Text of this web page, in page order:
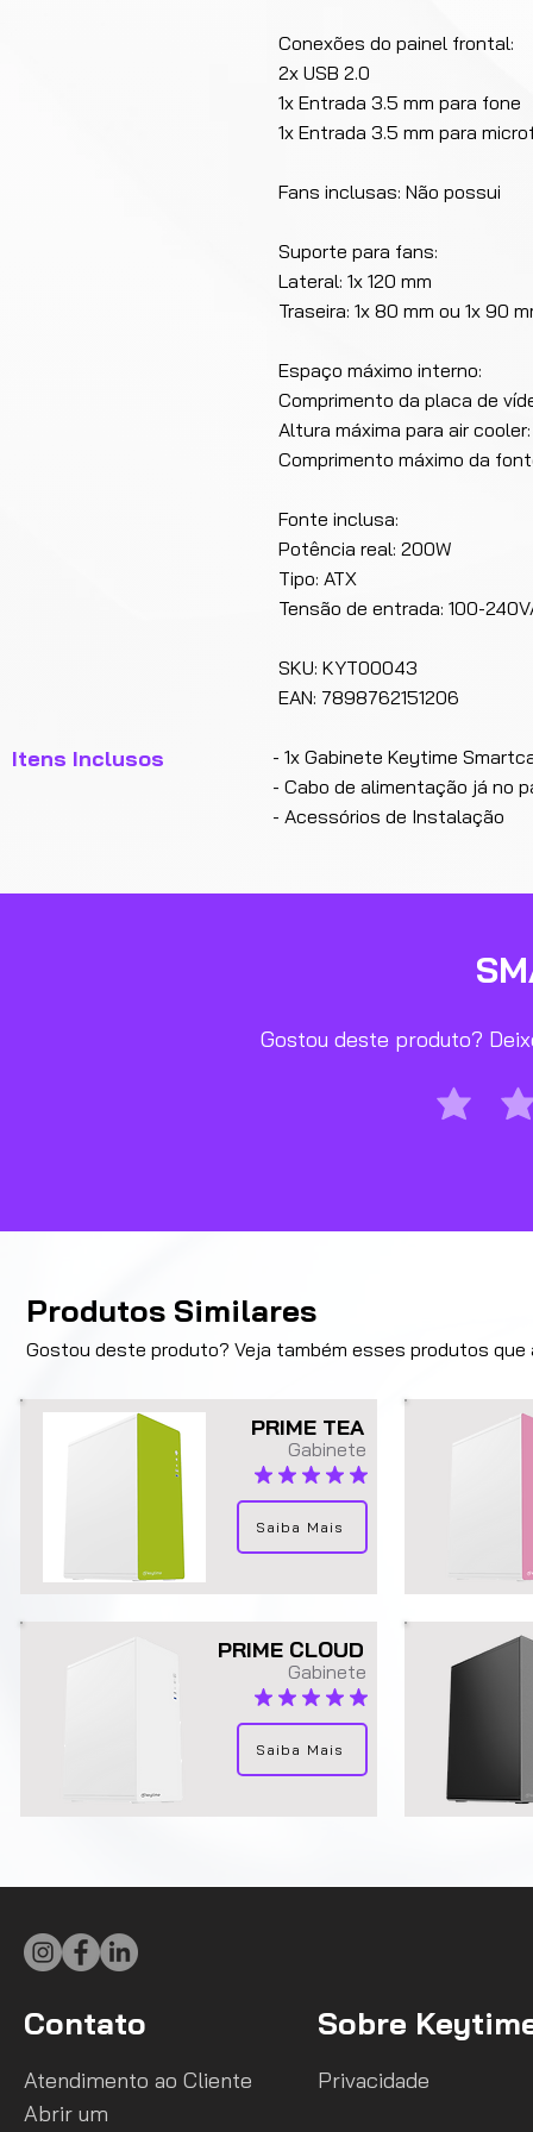
Conexões do painel frontal:
2x USB 2.0
1x Entrada 3.5 mm para fone
1x Entrada 3.5 mm para
Fans inclusas: Não possui
Suporte para fans:
Lateral: 1x 120 mm
Traseira: 1x 80 mm ou 1x 90
Espaço máximo interno:
Comprimento da placa de
Altura máxima para air
Comprimento máximo da
Fonte inclusa:
Potência real: 200W
Tipo: ATX
Tensão de entrada: 100-
SKU: KYT00043
EAN: 7898762151206
Itens Inclusos
- 1x Gabinete Keytime
- Cabo de alimentação já no
- Acessórios de Instalação
Gostou deste produto?
Produtos Similares
Gostou deste produto? Veja também esses produtos
Gabinete
classificação média é 5 de 5
PRIME TEA
Saiba Mais
Gabinete
classificação média é 5 de 5
PRIME CLOUD
Saiba Mais
Contato
Atendimento ao Cliente
Abrir um
Sobre
Privacidade